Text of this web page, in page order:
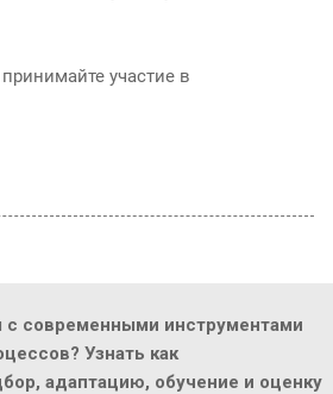
участие в
с современными инструментами
Узнать как
адаптацию, обучение и оценку